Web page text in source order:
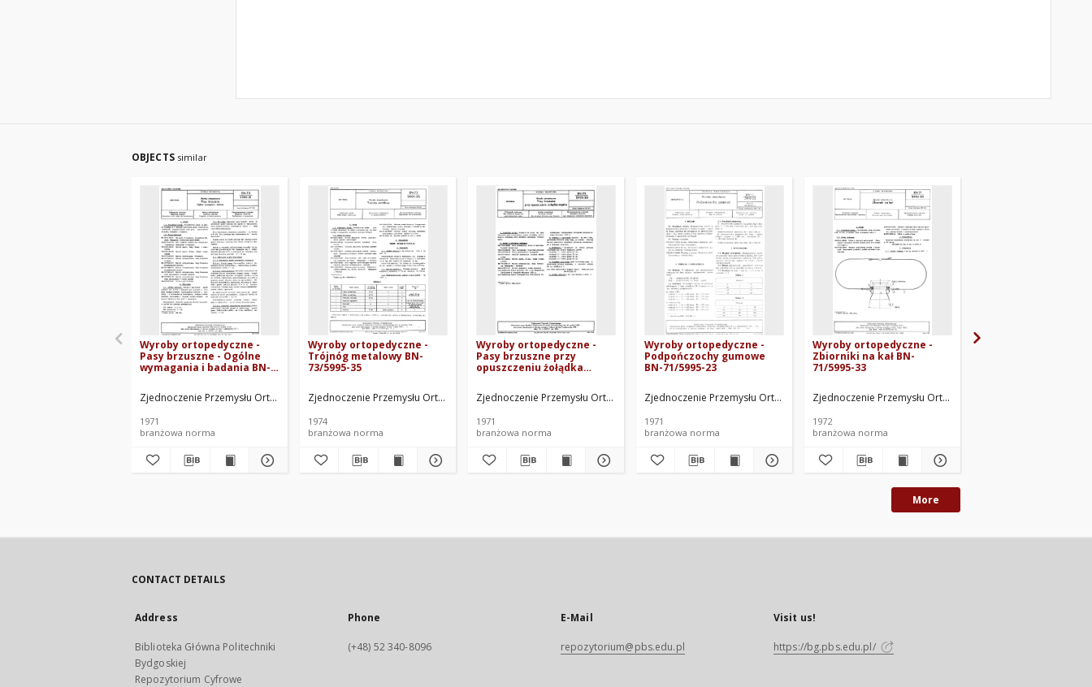
OBJECTS similar
Wyroby ortopedyczne -
Pasy brzuszne - Ogólne
wymagania i badania BN-
Zjednoczenie Przemysłu Ortopedycznego. Oprac.
1971
branżowa norma
Wyroby ortopedyczne -
Trójnóg metalowy BN-
73/5995-35
Zjednoczenie Przemysłu Ortopedycznego. Oprac.
1974
branżowa norma
Wyroby ortopedyczne -
Pasy brzuszne przy
opuszczeniu żołądka
Zjednoczenie Przemysłu Ortopedycznego. Oprac.
1971
branżowa norma
Wyroby ortopedyczne -
Podpończochy gumowe
BN-71/5995-23
Zjednoczenie Przemysłu Ortopedycznego. Oprac.
1971
branżowa norma
Wyroby ortopedyczne -
Zbiorniki na kał BN-
71/5995-33
Zjednoczenie Przemysłu Ortopedycznego. Oprac.
1972
branżowa norma
More
CONTACT DETAILS
Address
Biblioteka Główna Politechniki
Bydgoskiej
Repozytorium Cyfrowe
Phone
(+48) 52 340-8096
E-Mail
repozytorium@pbs.edu.pl
Visit us!
https://bg.pbs.edu.pl/